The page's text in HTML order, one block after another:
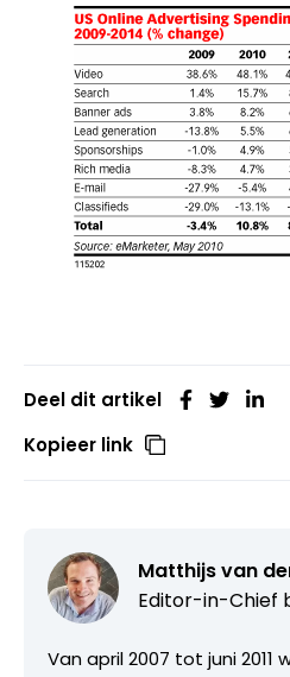
Deel dit artikel
Kopieer link
Matthijs van
Editor-in-Chief
Van april 2007 tot juni 2011